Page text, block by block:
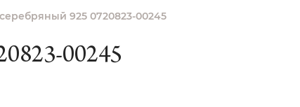
925 0720823-00245
00245